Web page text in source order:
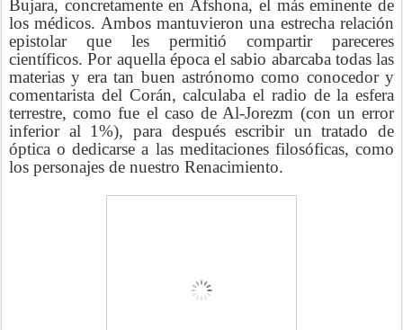
Bujara, concretamente en Afshona, el más eminente de
los médicos. Ambos mantuvieron una estrecha relación
epistolar que les permitió compartir pareceres
científicos. Por aquella época el sabio abarcaba todas las
materias y era tan buen astrónomo como conocedor y
comentarista del Corán, calculaba el radio de la esfera
terrestre, como fue el caso de Al-Jorezm (con un error
inferior al 1%), para después escribir un tratado de
óptica o dedicarse a las meditaciones filosóficas, como
los personajes de nuestro Renacimiento.